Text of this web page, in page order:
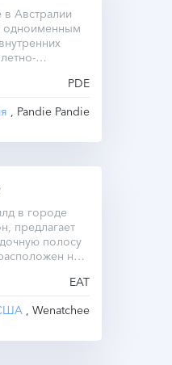
в Австралии
одноименным
PDE
, Pandie Pandie
в городе
предлагает
полосу
на
EAT
, Wenatchee